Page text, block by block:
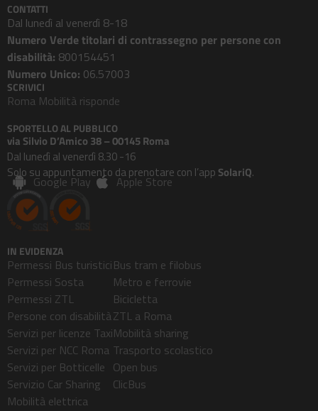
CONTATTI
Dal lunedì al venerdì 8-18
Numero Verde titolari di contrassegno per persone con
disabilità: 800154451
Numero Unico: 06.57003
SCRIVICI
Roma Mobilità risponde
SPORTELLO AL PUBBLICO
via Silvio D’Amico 38 – 00145 Roma
Dal lunedì al venerdì 8.30 -16
Solo su appuntamento da prenotare con l’app SolariQ.
Google Play Apple Store
IN EVIDENZA
Permessi Bus turistici
Permessi Sosta
Permessi ZTL
Persone con disabilità
Servizi per licenze Taxi
Servizi per NCC Roma
Servizi per Botticelle
Servizio Car Sharing
Mobilità elettrica
Bus tram e filobus
Metro e ferrovie
Bicicletta
ZTL a Roma
Mobilità sharing
Trasporto scolastico
Open bus
ClicBus